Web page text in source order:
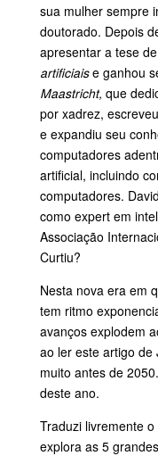
sua mulher sempre
doutorado. Depois
apresentar a tese de
artificiaise ganhou
Maastricht, que
por xadrez,
e expandiu seu
computadores
artificial, incluindo
computadores.
como expert em
Associação
Curtiu?
Nesta nova era em
tem ritmo
avanços explodem
ao ler este artigo de
muito antes de
deste ano.
Traduzi livremente o
explora as 5